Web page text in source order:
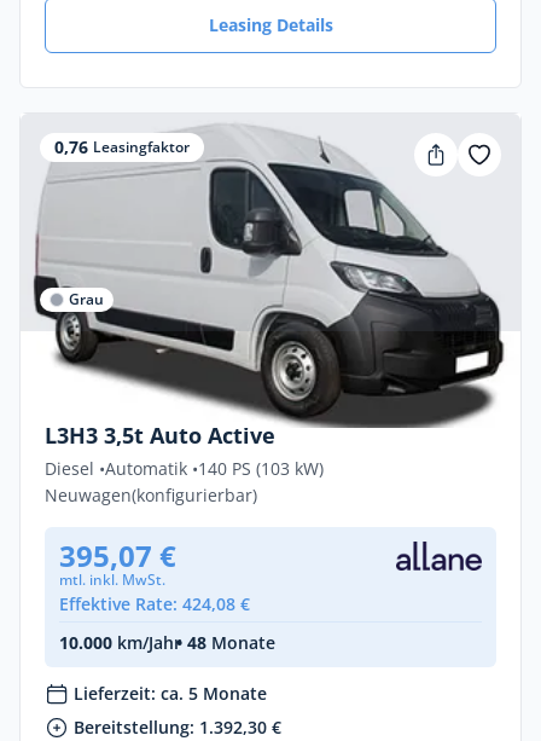
Leasing Details
0,76 Leasingfaktor
Grau
Privat & Gewerbe
Peugeot Boxer ACTIVE 2.2 Diesel 103kW
L3H3 3,5t Auto Active
Diesel •Automatik •140 PS (103 kW)
Neuwagen(konfigurierbar)
395,07 €
mtl. inkl. MwSt.
Effektive Rate: 424,08 €
10.000 km/Jahr• 48 Monate
Lieferzeit: ca. 5 Monate
Bereitstellung: 1.392,30 €